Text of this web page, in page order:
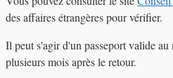
des affaires étrangères pour vérifier.
Il peut s'agir d'un passeport valide
plusieurs mois après le retour.